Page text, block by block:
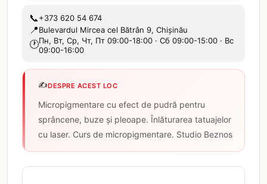
📞+373 620 54 674
📍Bulevardul Mircea cel Bătrân 9, Chișinău
🕐Пн, Вт, Ср, Чт, Пт 09:00-18:00 · Сб 09:00-15:00 · Вс
09:00-16:00
✍️DESPRE ACEST LOC
Micropigmentare cu efect de pudră pentru
sprâncene, buze și pleoape. Înlăturarea tatuajelor
cu laser. Curs de micropigmentare. Studio Beznos